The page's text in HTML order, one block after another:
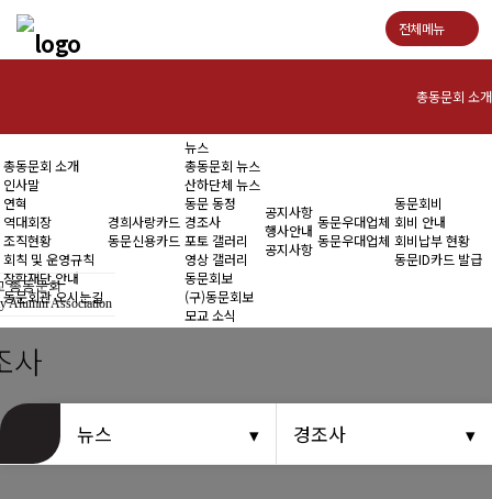
전체메뉴
총동문회 소개
뉴스
동문회비
총동문회 소개
인사말
연혁
역대회장
조직현황
회칙 및 운영규칙
장학재단 안내
동문회관 오시는길
경희사랑카드
동문신용카드
뉴스
총동문회 뉴스
산하단체 뉴스
동문 동정
경조사
포토 갤러리
영상 갤러리
동문회보
(구)동문회보
모교 소식
공지사항
행사안내
공지사항
동문우대업체
동문우대업체
동문회비
회비 안내
회비납부 현황
동문ID카드 발급
총동문회
Alumni Association
사
뉴스 경조사